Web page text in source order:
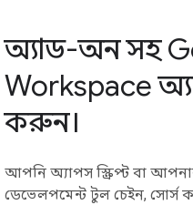
অ্যাড-অন সহ
Workspace
করুন।
আপনি অ্যাপস স্ক্রিপ্ট বা
ডেভেলপমেন্ট টুল চেইন, সোর্স